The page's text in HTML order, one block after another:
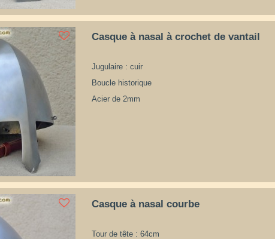
Casque à nasal à crochet de vantail
Jugulaire : cuir
Boucle historique
Acier de 2mm
Casque à nasal courbe
Tour de tête : 64cm